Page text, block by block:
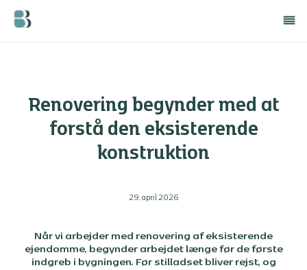
Renovering begynder med at
forstå den eksisterende
konstruktion
29. april 2026
Når vi arbejder med renovering af eksisterende
ejendomme, begynder arbejdet længe før de første
indgreb i bygningen. Før stilladset bliver rejst, og